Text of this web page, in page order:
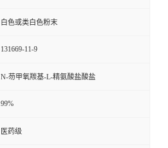
白色或类白色粉末
131669-11-9
N-芴甲氧羰基-L-精氨酸盐酸盐
99%
医药级